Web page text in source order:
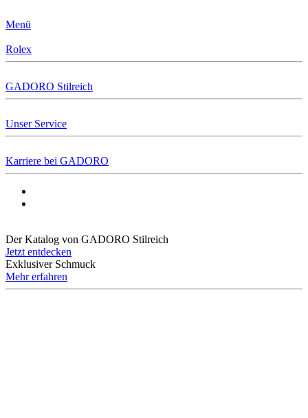
Menü
Rolex
GADORO Stilreich
Unser Service
Karriere bei GADORO
Der Katalog von GADORO Stilreich
Jetzt entdecken
Exklusiver Schmuck
Mehr erfahren